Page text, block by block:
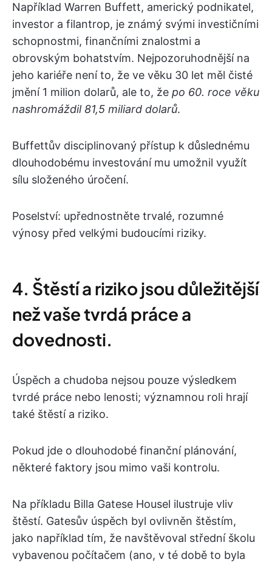
Například Warren Buffett, americký podnikatel,
investor a filantrop, je známý svými investičními
schopnostmi, finančními znalostmi a
obrovským bohatstvím. Nejpozoruhodnější na
jeho kariéře není to, že ve věku 30 let měl čisté
jmění 1 milion dolarů, ale to, že po 60. roce věku
nashromáždil 81,5 miliard dolarů.
Buffettův disciplinovaný přístup k důslednému
dlouhodobému investování mu umožnil využít
sílu složeného úročení.
Poselství: upřednostněte trvalé, rozumné
výnosy před velkými budoucími riziky.
4. Štěstí a riziko jsou důležitější
než vaše tvrdá práce a
dovednosti.
Úspěch a chudoba nejsou pouze výsledkem
tvrdé práce nebo lenosti; významnou roli hrají
také štěstí a riziko.
Pokud jde o dlouhodobé finanční plánování,
některé faktory jsou mimo vaši kontrolu.
Na příkladu Billa Gatese Housel ilustruje vliv
štěstí. Gatesův úspěch byl ovlivněn štěstím,
jako například tím, že navštěvoval střední školu
vybavenou počítačem (ano, v té době to byla